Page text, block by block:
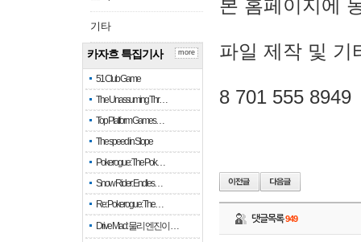
기타
카자흐 특집기사
51 Club Game
The Unassuming Thr…
Top Platform Games…
The speed in Slope
Pokerogue: The Pok…
Snow Rider: Endles…
Re: Pokerogue: The…
Drive Mad: 물리 엔진이 …
more
본 홈페이지에
파일 제작 및 기
8 701 555 8949
댓글목록949